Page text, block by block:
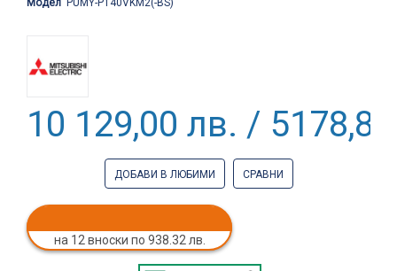
10 129,00 лв. /
ДОБАВИ В ЛЮБИМИ СРАВНИ
на 12 вноски по 938.32 лв.